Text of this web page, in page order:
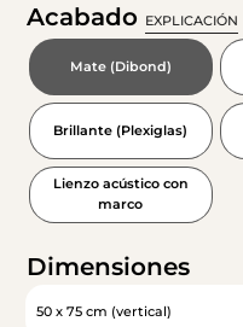
Acabado EXPLICACIÓN
Mate (Dibond)
Brillante (Plexiglas)
Lienzo acústico con
marco
Dimensiones